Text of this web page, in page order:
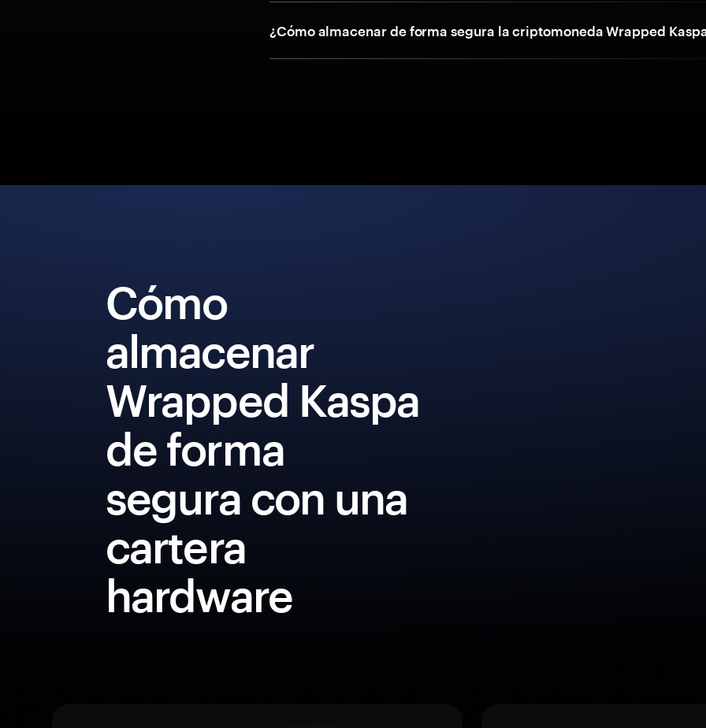
¿Cómo almacenar de forma segura la criptomoneda Wrapped
Cómo
almacenar
Wrapped Kaspa
de forma
segura con una
cartera
hardware